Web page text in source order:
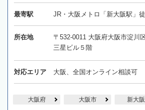
最寄駅 JR・大阪メトロ「新大阪駅」
所在地
〒532-0011 大阪府大阪市淀川
三星ビル５階
対応エリア 大阪、全国オンライン相談可
大阪府 大阪市 新大